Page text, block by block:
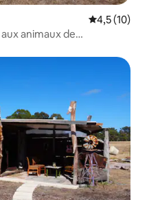
Évaluation
4,5 (10)
animaux de